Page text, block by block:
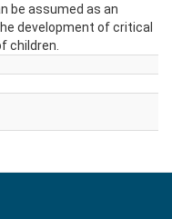
be assumed as an
development of critical
children.